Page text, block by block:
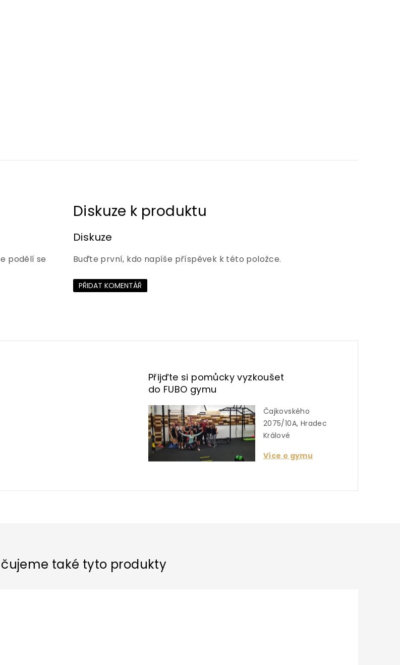
podělí se
Diskuze
Buďte první, kdo napíše příspěvek k této položce.
PŘIDAT KOMENTÁŘ
Přijďte si pomůcky vyzkoušet
do FUBO gymu
Čajkovského
2075/10A, Hradec
Králové
Více o gymu
také tyto produkty